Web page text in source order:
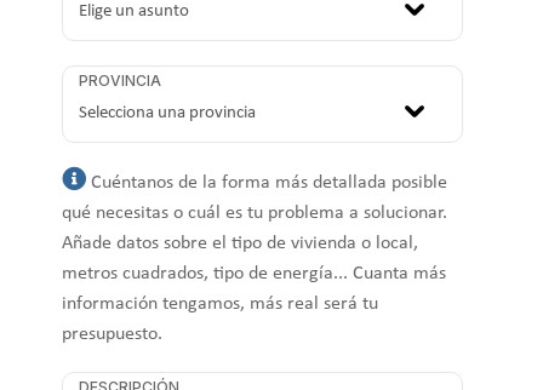
PROVINCIA
Cuéntanos de la forma más detallada posible
qué necesitas o cuál es tu problema a solucionar.
Añade datos sobre el tipo de vivienda o local,
metros cuadrados, tipo de energía... Cuanta más
información tengamos, más real será tu
presupuesto.